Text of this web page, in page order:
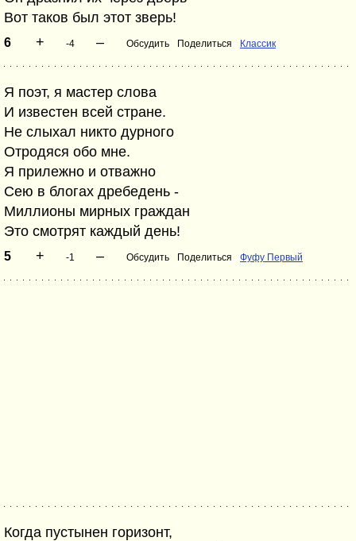
Вот таков был этот зверь!
6 + -4 – Обсудить Поделиться Классик
Я поэт, я мастер слова
И известен всей стране.
Не слыхал никто дурного
Отродяся обо мне.
Я прилежно и отважно
Сею в блогах дребедень -
Миллионы мирных граждан
Это смотрят каждый день!
5 + -1 – Обсудить Поделиться Фуфу Первый
Когда пустынен горизонт,